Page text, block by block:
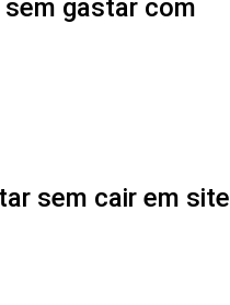
gastar com
sem cair em site